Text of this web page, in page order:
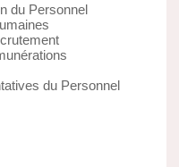
du Personnel
du Personnel